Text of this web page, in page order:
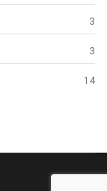
3
3
14